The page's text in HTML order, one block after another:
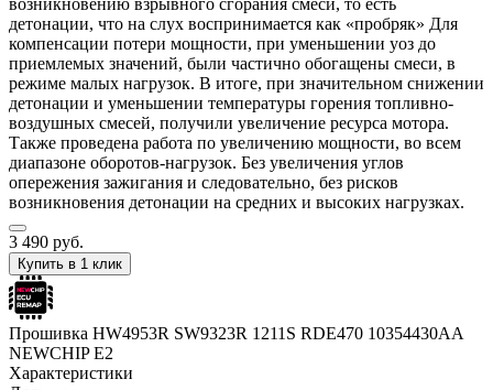
детонации, что на слух воспринимается как «пробряк» Для
компенсации потери мощности, при уменьшении уоз до
приемлемых значений, были частично обогащены смеси, в
режиме малых нагрузок. В итоге, при значительном снижении
детонации и уменьшении температуры горения топливно-
воздушных смесей, получили увеличение ресурса мотора.
Также проведена работа по увеличению мощности, во всем
диапазоне оборотов-нагрузок. Без увеличения углов
опережения зажигания и следовательно, без рисков
возникновения детонации на средних и высоких нагрузках.
3 490 руб.
Купить в 1 клик
Прошивка HW4953R SW9323R 1211S RDE470 10354430AA
NEWCHIP E2
Характеристики